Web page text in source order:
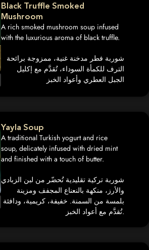
Black Truffle Smoked
Mushroom
A rich smoked mushroom soup infused
with the luxurious aroma of black truffle.
شوربة فطر مدخنة غنية، ممزوجة برائحة
الترف للكمأة السوداء، تُقدَّم مع إكليل
الجبل العطري وأعواد الخبز
Yayla Soup
A traditional Turkish yogurt and rice
soup, delicately infused with dried mint
and finished with a touch of butter.
شوربة تركية تقليدية تُحضّر من لبن الزبادي
والأرز، منكهة بالنعناع المجفف ومزينة
بلمسة من السمنة. خفيفة، كريمية، ودافئة
تُقدَّم مع أعواد الخبز.